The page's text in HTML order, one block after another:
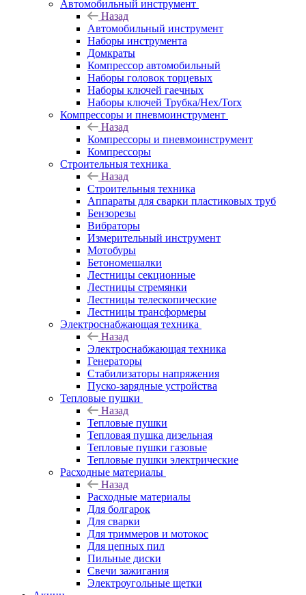
Автомобильный инструмент
Назад
Автомобильный инструмент
Наборы инструмента
Домкраты
Компрессор автомобильный
Наборы головок торцевых
Наборы ключей гаечных
Наборы ключей Трубка/Hex/Torx
Компрессоры и пневмоинструмент
Назад
Компрессоры и пневмоинструмент
Компрессоры
Строительныя техника
Назад
Строительныя техника
Аппараты для сварки пластиковых труб
Бензорезы
Вибраторы
Измерительный инструмент
Мотобуры
Бетономешалки
Лестницы секционные
Лестницы стремянки
Лестницы телескопические
Лестницы трансформеры
Электроснабжающая техника
Назад
Электроснабжающая техника
Генераторы
Стабилизаторы напряжения
Пуско-зарядные устройства
Тепловые пушки
Назад
Тепловые пушки
Тепловая пушка дизельная
Тепловые пушки газовые
Тепловые пушки электрические
Расходные материалы
Назад
Расходные материалы
Для болгарок
Для сварки
Для триммеров и мотокос
Для цепных пил
Пильные диски
Свечи зажигания
Электроугольные щетки